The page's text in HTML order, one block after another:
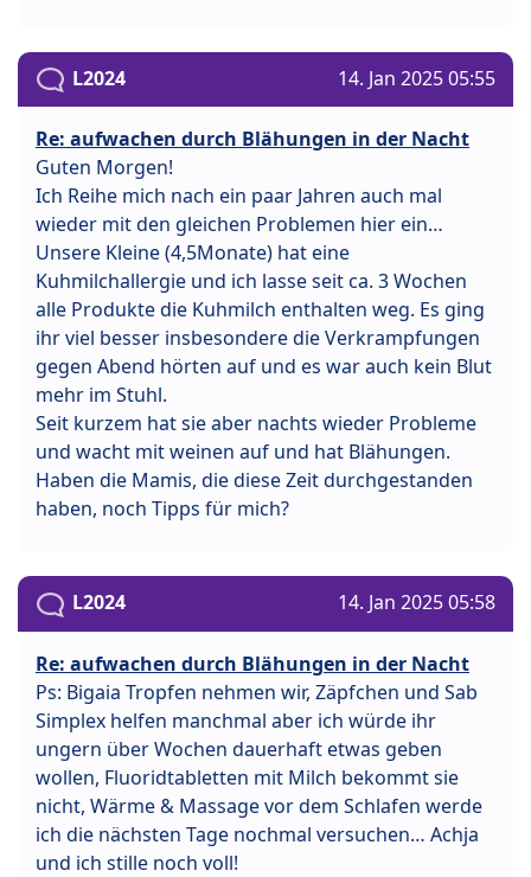
L2024 14. Jan 2025 05:55
Re: aufwachen durch Blähungen in der Nacht
Guten Morgen!
Ich Reihe mich nach ein paar Jahren auch mal
wieder mit den gleichen Problemen hier ein…
Unsere Kleine (4,5Monate) hat eine
Kuhmilchallergie und ich lasse seit ca. 3 Wochen
alle Produkte die Kuhmilch enthalten weg. Es ging
ihr viel besser insbesondere die Verkrampfungen
gegen Abend hörten auf und es war auch kein Blut
mehr im Stuhl.
Seit kurzem hat sie aber nachts wieder Probleme
und wacht mit weinen auf und hat Blähungen.
Haben die Mamis, die diese Zeit durchgestanden
haben, noch Tipps für mich?
L2024 14. Jan 2025 05:58
Re: aufwachen durch Blähungen in der Nacht
Ps: Bigaia Tropfen nehmen wir, Zäpfchen und Sab
Simplex helfen manchmal aber ich würde ihr
ungern über Wochen dauerhaft etwas geben
wollen, Fluoridtabletten mit Milch bekommt sie
nicht, Wärme & Massage vor dem Schlafen werde
ich die nächsten Tage nochmal versuchen… Achja
und ich stille noch voll!